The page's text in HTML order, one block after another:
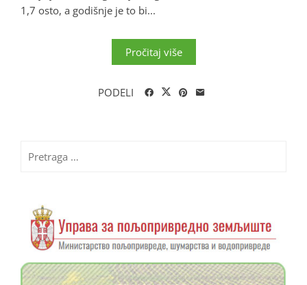
1,7 osto, a godišnje je to bi...
Pročitaj više
PODELI
za: